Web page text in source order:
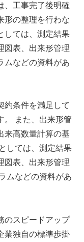
、工事完了後明確
形の整理を行わな
しては、測定結果
図表、出来形管理
ムなどの資料があ
約条件を満足して
。 また、出来形管
来高数量計算の基
しては、測定結果
図表、出来形管理
ムなどの資料があ
のスピードアップ
業独自の標準歩掛